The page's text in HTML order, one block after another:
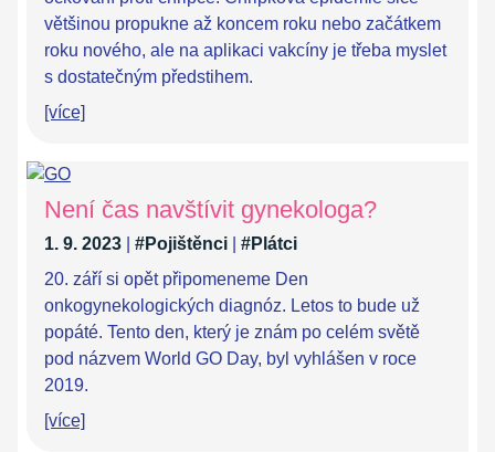
většinou propukne až koncem roku nebo začátkem
roku nového, ale na aplikaci vakcíny je třeba myslet
s dostatečným předstihem.
[více]
Není čas navštívit gynekologa?
1. 9. 2023 #Pojištěnci
#Plátci
20. září si opět připomeneme Den
onkogynekologických diagnóz. Letos to bude už
popáté. Tento den, který je znám po celém světě
pod názvem World GO Day, byl vyhlášen v roce
2019.
[více]